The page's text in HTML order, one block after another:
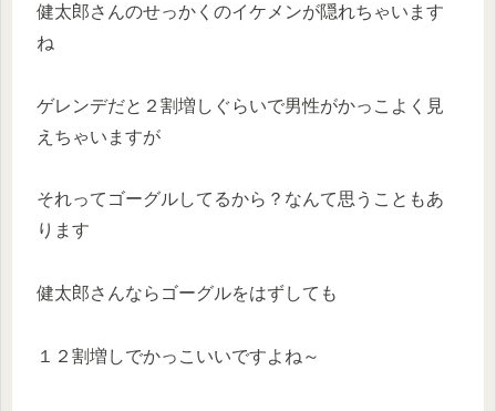
健太郎さんのせっかくのイケメンが隠れちゃいます
ね
ゲレンデだと２割増しぐらいで男性がかっこよく見
えちゃいますが
それってゴーグルしてるから？なんて思うこともあ
ります
健太郎さんならゴーグルをはずしても
１２割増しでかっこいいですよね～